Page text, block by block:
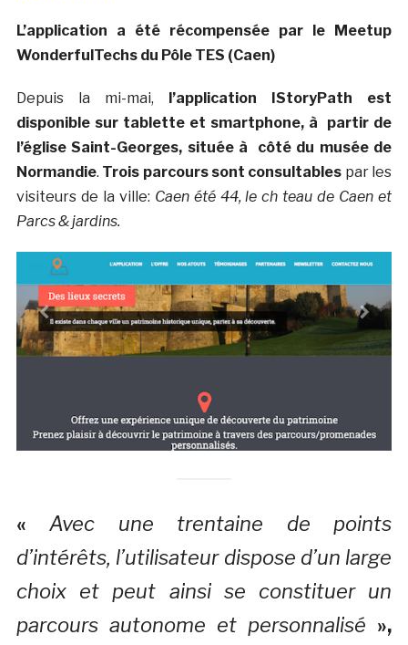
L’application a été récompensée par le Meetup
WonderfulTechs du Pôle TES (Caen)
Depuis la mi-mai, l’application IStoryPath est
disponible sur tablette et smartphone, à partir de
l’église Saint-Georges, située à côté du musée de
Normandie. Trois parcours sont consultables par les
visiteurs de la ville: Caen été 44, le ch teau de Caen et
Parcs & jardins.
«Avec une trentaine de points
d’intérêts, l’utilisateur dispose d’un large
choix et peut ainsi se constituer un
parcours autonome et personnalisé »,